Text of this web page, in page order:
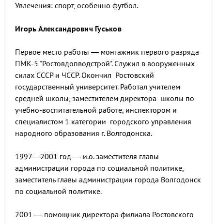
Увлечения: спорт, особенно футбол.
Игорь Александрович Гуськов
Первое место работы — монтажник первого разряда
ПМК-5 "Ростовдопводстрой". Служил в вооруженных
силах СССР и ЧССР. Окончил Ростовский
государственный университет. Работал учителем
средней школы, заместителем директора школы по
учебно-воспитательной работе, инспектором и
специалистом 1 категории городского управления
народного образования г. Волгодонска.
1997—2001 год — и.о. заместителя главы
администрации города по социальной политике,
заместитель главы администрации города Волгодонск
по социальной политике.
2001 — помощник директора филиала Ростовского